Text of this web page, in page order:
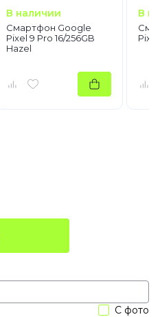
В наличии
Смартфон Google
Pixel 9 Pro 16/256GB
Hazel
В
С фото